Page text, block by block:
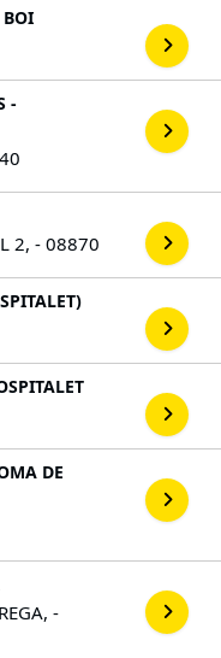
BOI
-
2, - 08870
DE
-